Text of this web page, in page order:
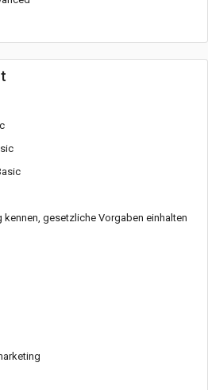
kennen, gesetzliche Vorgaben einhalten